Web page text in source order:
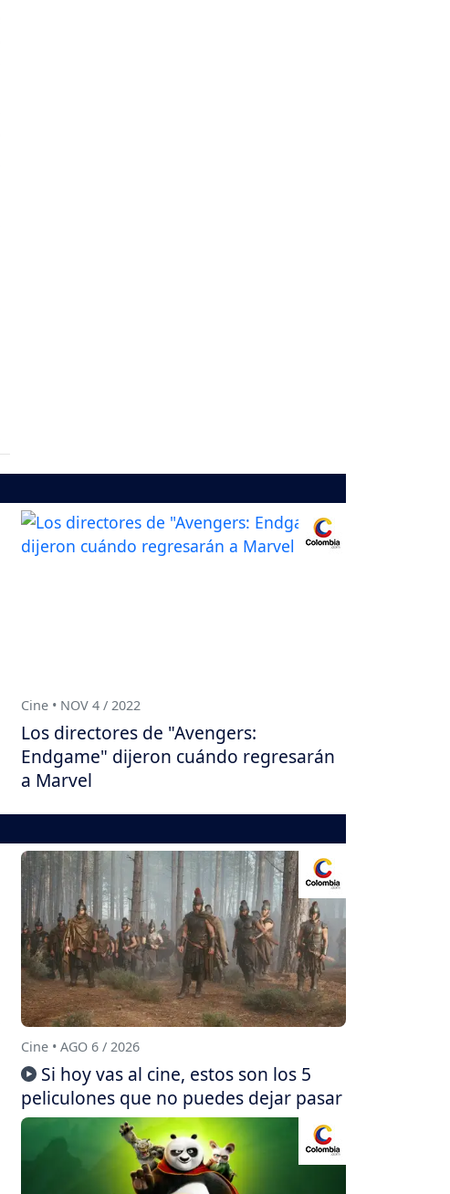
Cine • NOV 4 / 2022
Los directores de "Avengers:
Endgame" dijeron cuándo regresarán
a Marvel
Cine • AGO 6 / 2026
Si hoy vas al cine, estos son los 5
peliculones que no puedes dejar pasar